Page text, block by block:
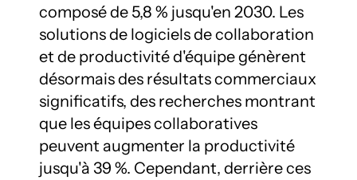
composé de 5,8 % jusqu'en 2030. Les
solutions de logiciels de collaboration
et de productivité d'équipe génèrent
désormais des résultats commerciaux
significatifs, des recherches montrant
que les équipes collaboratives
peuvent augmenter la productivité
jusqu'à 39 %. Cependant, derrière ces